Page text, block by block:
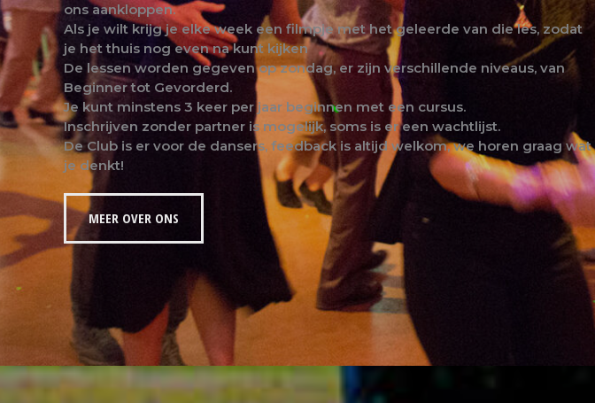
ons aankloppen.
Als je wilt krijg je elke week een filmpje met het geleerde van die les, zodat
je het thuis nog even na kunt kijken
De lessen worden gegeven op zondag, er zijn verschillende niveaus, van
Beginner tot Gevorderd.
Je kunt minstens 3 keer per jaar beginnen met een cursus.
Inschrijven zonder partner is mogelijk, soms is er een wachtlijst.
De Club is er voor de dansers, feedback is altijd welkom, we horen graag wat
je denkt!
MEER OVER ONS